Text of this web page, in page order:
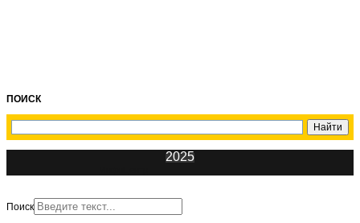
ПОИСК
2025
Поиск